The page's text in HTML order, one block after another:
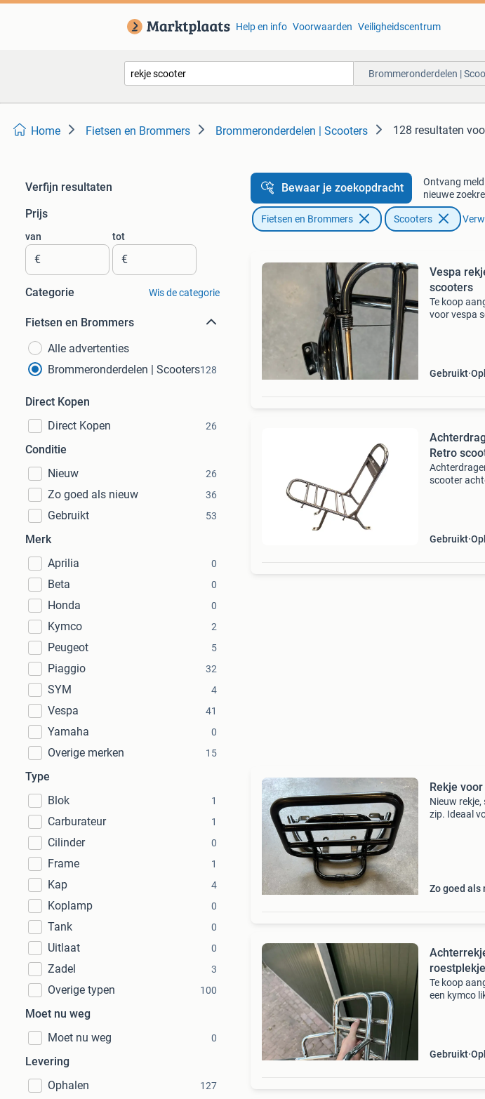
Help en info Voorwaarden Veiligheidscentrum
Brommeronderdelen |
Home Fietsen en Brommers Brommeronderdelen | Scooters 128 resultaten
Verfijn resultaten
Prijs
van
€
tot
€
Categorie Wis de categorie
Fietsen en Brommers
Alle advertenties
Brommeronderdelen | Scooters128
Direct Kopen
Direct Kopen
26
Conditie
Nieuw
26
Zo goed als nieuw 36
Gebruikt 53
Merk
Aprilia
0
Beta 0
Honda 0
Kymco 2
Peugeot 5
Piaggio 32
SYM 4
Vespa 41
Yamaha 0
Overige merken 15
Type
Blok
1
Carburateur 1
Cilinder 0
Frame 1
Kap 4
Koplamp 0
Tank 0
Uitlaat 0
Zadel 3
Overige typen 100
Moet nu weg
Moet nu weg
0
Levering
Ophalen
127
Bewaar je zoekopdracht
Ontvang
nieuwe
Fietsen en Brommers Scooters
Vespa
scooters
Te koop
voor vespa
Gebruikt
Retro
scooter
Gebruikt
Rekje
Nieuw
zip. Ideaal
Zo goed als
Te koop
een kymco
Gebruikt